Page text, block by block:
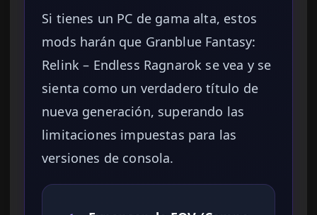
Si tienes un PC de gama alta, estos
mods harán que Granblue Fantasy:
Relink – Endless Ragnarok se vea y se
sienta como un verdadero título de
nueva generación, superando las
limitaciones impuestas para las
versiones de consola.